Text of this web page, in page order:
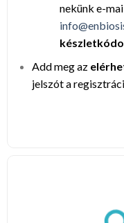
nekünk e-
Add meg az
jelszót a